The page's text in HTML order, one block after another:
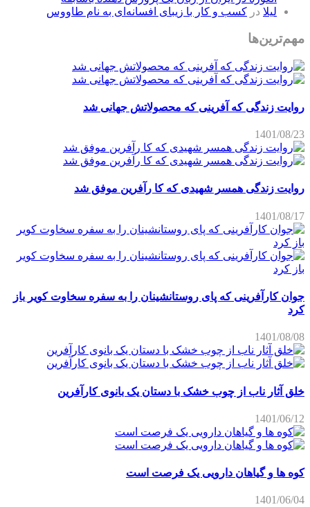
لیلا در کسب و کار با زیبای افسانه‌ای به نام طاووس
مهم‌ترین‌ها
روایت زندگی که آفرینی که محصولاتش جهانی شد
1401/08/23
روایت زندگی همسر شهیدی که کا رآفرین موفق شد
1401/08/17
جوان کارآفرینی که پای روستانشینان را به سفره سخاوت کویر باز
کرد
1401/08/08
خلق آثار ناب از چوب خشک با دستان یک بانوی کارآفرین
1401/06/12
کوه ها و گیاهان دارویی یک فرصت است
1401/06/04